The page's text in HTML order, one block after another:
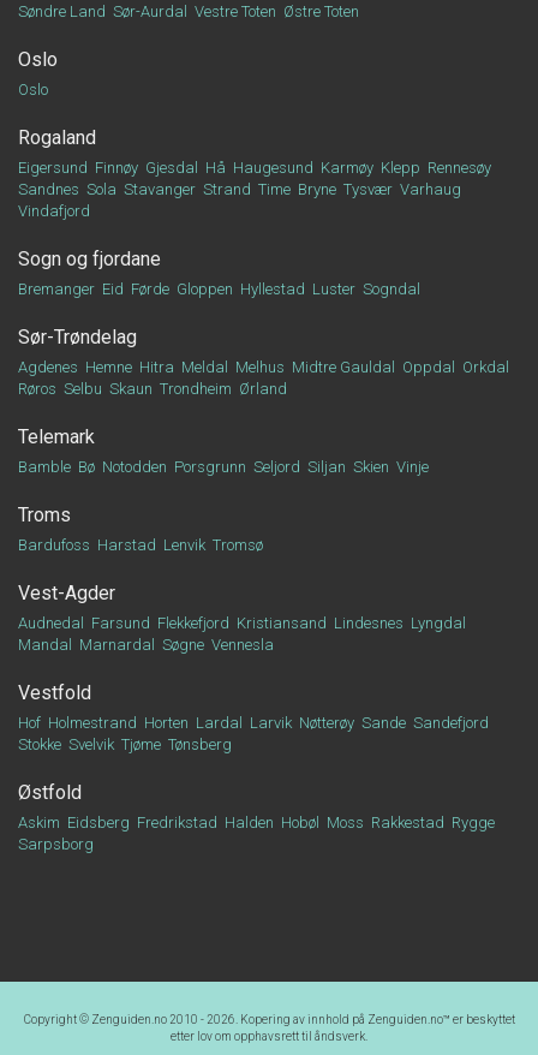
Søndre Land Sør-Aurdal Vestre Toten Østre Toten
Oslo
Oslo
Rogaland
Eigersund Finnøy Gjesdal Hå Haugesund Karmøy Klepp Rennesøy
Sandnes Sola Stavanger Strand Time Bryne Tysvær Varhaug
Vindafjord
Sogn og fjordane
Bremanger Eid Førde Gloppen Hyllestad Luster Sogndal
Sør-Trøndelag
Agdenes Hemne Hitra Meldal Melhus Midtre Gauldal Oppdal
Orkdal
Røros Selbu Skaun Trondheim Ørland
Telemark
Bamble Bø Notodden Porsgrunn Seljord Siljan Skien Vinje
Troms
Bardufoss Harstad Lenvik Tromsø
Vest-Agder
Audnedal Farsund Flekkefjord Kristiansand Lindesnes Lyngdal
Mandal
Marnardal Søgne Vennesla
Vestfold
Hof Holmestrand Horten Lardal Larvik Nøtterøy Sande Sandefjord
Stokke Svelvik Tjøme Tønsberg
Østfold
Askim Eidsberg Fredrikstad Halden Hobøl Moss Rakkestad Rygge
Sarpsborg
Copyright © Zenguiden.no 2010 - 2026. Kopering av innhold på Zenguiden.no™ er beskyttet
etter lov om opphavsrett til åndsverk.